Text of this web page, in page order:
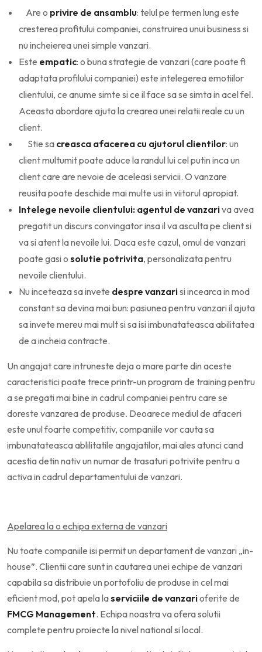
Are o privire de ansamblu: telul pe termen lung este
cresterea profitului companiei, construirea unui business si
nu incheierea unei simple vanzari.
Este empatic: o buna strategie de vanzari (care poate fi
adaptata profilului companiei) este intelegerea emotiilor
clientului, ce anume simte si ce il face sa se simta in acel fel.
Aceasta abordare ajuta la crearea unei relatii reale cu un
client.
Stie sa creasca afacerea cu ajutorul clientilor: un
client multumit poate aduce la randul lui cel putin inca un
client care are nevoie de aceleasi servicii. O vanzare
reusita poate deschide mai multe usi in viitorul apropiat.
Intelege nevoile clientului: agentul de vanzariva avea
pregatit un discurs convingator insa il va asculta pe client si
va si atent la nevoile lui. Daca este cazul, omul de vanzari
poate gasi o solutie potrivita, personalizata pentru
nevoile clientului.
Nu inceteaza sa invete despre vanzarisi incearca in mod
constant sa devina mai bun: pasiunea pentru vanzari il ajuta
sa invete mereu mai mult si sa isi imbunatateasca abilitatea
de a incheia contracte.
Un angajat care intruneste deja o mare parte din aceste
caracteristici poate trece printr-un program de training pentru
a se pregati mai bine in cadrul companiei pentru care se
doreste vanzarea de produse. Deoarece mediul de afaceri
este unul foarte competitiv, companiile vor cauta sa
imbunatateasca ablilitatile angajatilor, mai ales atunci cand
acestia detin nativ un numar de trasaturi potrivite pentru a
activa in cadrul departamentului de vanzari.
Apelarea la o echipa externa de vanzari
Nu toate companiile isi permit un departament de vanzari „in-
house”. Clientii care sunt in cautarea unei echipe de vanzari
capabila sa distribuie un portofoliu de produse in cel mai
eficient mod, pot apela laserviciile de vanzarioferite de
FMCG Management. Echipa noastra va ofera solutii
complete pentru proiecte la nivel national si local.